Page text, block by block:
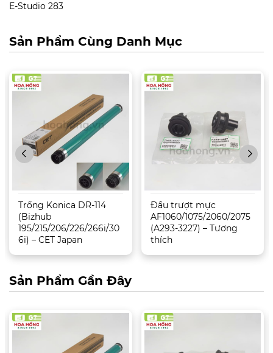
E-Studio 283
Sản Phẩm Cùng Danh Mục
Trống Konica DR-114
(Bizhub
195/215/206/226/266i/30
6i) – CET Japan
Đầu trượt mực
AF1060/1075/2060/2075
(A293-3227) – Tương
thích
Sản Phẩm Gần Đây